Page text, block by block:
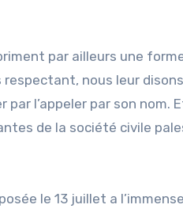
par ailleurs une
respectant, nous leur
par l’appeler par son
de la société civile
le 13 juillet a